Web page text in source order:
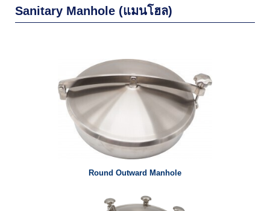
Sanitary Manhole (แมนโฮล)
Round Outward Manhole